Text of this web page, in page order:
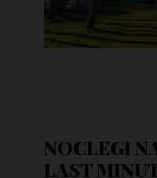
NOCLEGI
LAST